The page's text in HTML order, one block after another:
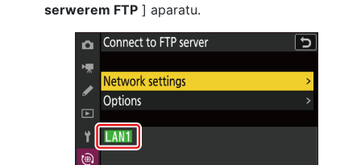
serwerem FTP ] aparatu.